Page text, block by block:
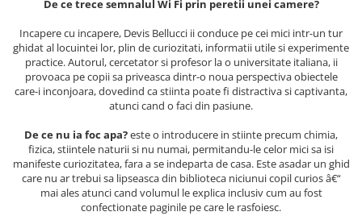
Lecturi Scolare
Lumea Copilariei
Ma pregatesc pentru scoala
Manuale - Carte Scolara
Clasa a II-a
Clasa a III-a
Clasa a IV-a
Clasa a V-a
De ce trece semnalul Wi Fi prin peretii unei camere?
Incapere cu incapere, Devis Bellucci ii conduce pe cei mici intr-un tur
ghidat al locuintei lor, plin de curiozitati, informatii utile si experimente
practice. Autorul, cercetator si profesor la o universitate italiana, ii
provoaca pe copii sa priveasca dintr-o noua perspectiva obiectele
care-i inconjoara, dovedind ca stiinta poate fi distractiva si captivanta,
atunci cand o faci din pasiune.
De ce nu ia foc apa?este o introducere in stiinte precum chimia,
fizica, stiintele naturii si nu numai, permitandu-le celor mici sa isi
manifeste curiozitatea, fara a se indeparta de casa. Este asadar un ghid
care nu ar trebui sa lipseasca din biblioteca niciunui copil curios â€“
mai ales atunci cand volumul le explica inclusiv cum au fost
confectionate paginile pe care le rasfoiesc.